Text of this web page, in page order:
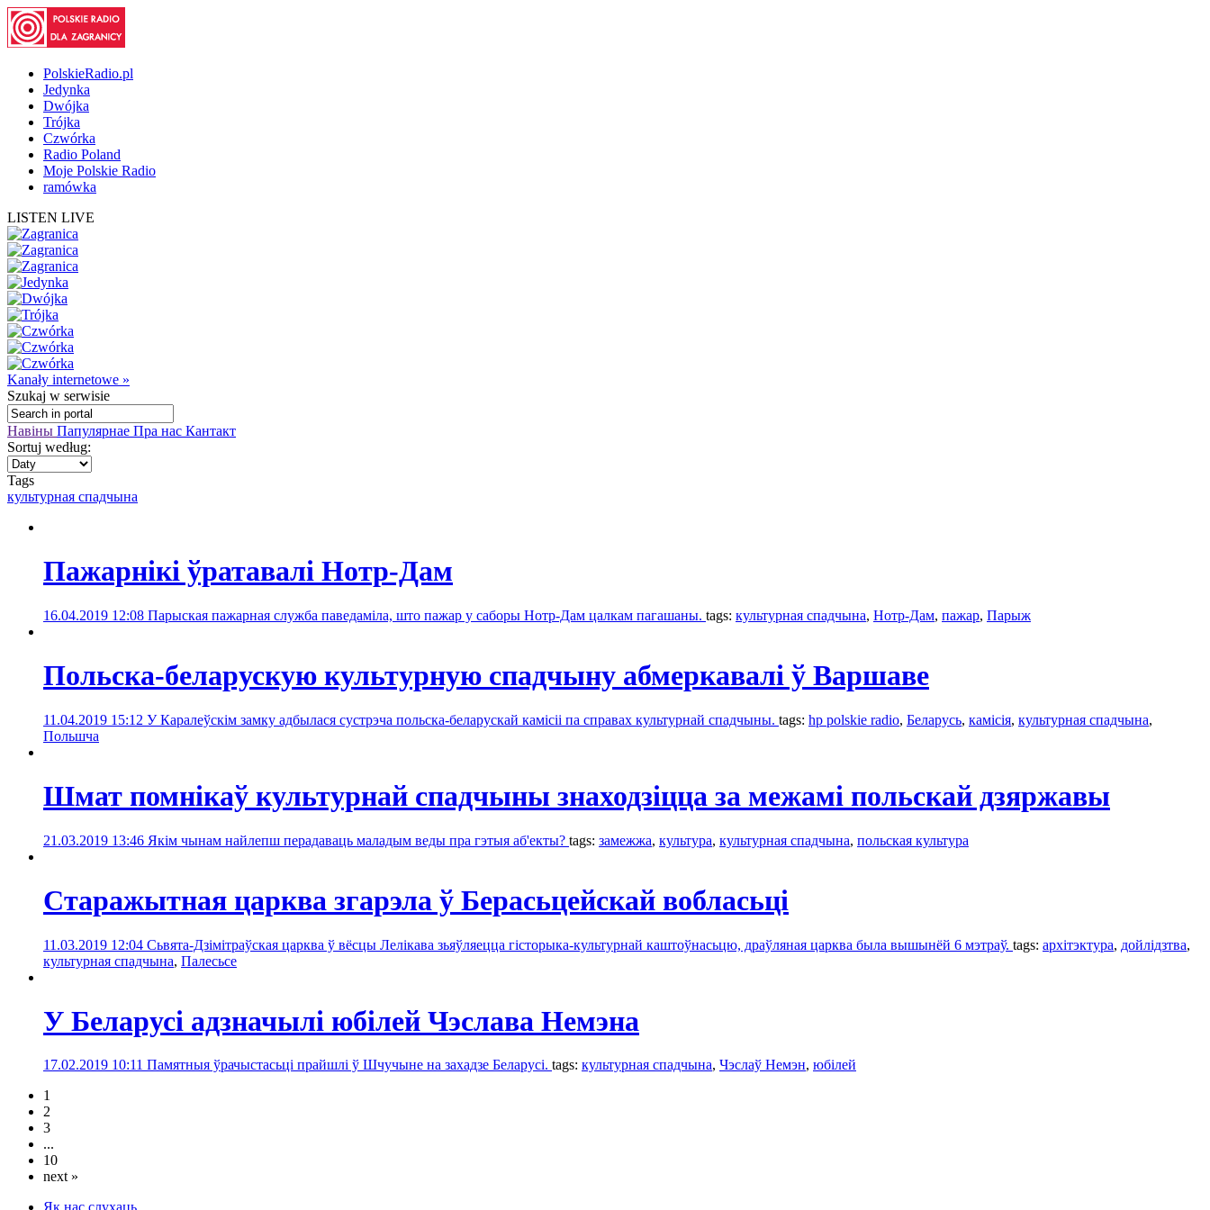
PolskieRadio.pl
Jedynka
Dwójka
Trójka
Czwórka
Radio Poland
Moje Polskie Radio
ramówka
LISTEN LIVE
Kanały internetowe »
Szukaj w serwisie
Навіны Папулярнае Пра нас Кантакт
Sortuj według:
Tags
культурная спадчына
Пажарнікі ўратавалі Нотр-Дам
16.04.2019 12:08 Парыская пажарная служба паведаміла, што пажар у саборы Нотр-Дам цалкам пагашаны. tags: культурная спадчына, Нотр-Дам, пажар, Парыж
Польска-беларускую культурную спадчыну абмеркавалі ў Варшаве
11.04.2019 15:12 У Каралеўскім замку адбылася сустрэча польска-беларускай камісіі па справах культурнай спадчыны. tags: hp polskie radio, Беларусь, камісія, культурная спадчына,
Польшчa
Шмат помнікаў культурнай спадчыны знаходзіцца за межамі польскай дзяржавы
21.03.2019 13:46 Якім чынам найлепш перадаваць маладым веды пра гэтыя аб'екты? tags: замежжа, культура, культурная спадчына, польская культура
Старажытная царква згарэла ў Берасьцейскай вобласьці
11.03.2019 12:04 Сьвята-Дзімітраўская царква ў вёсцы Лелікава зьяўляецца гісторыка-культурнай каштоўнасьцю, драўляная царква была вышынёй 6 мэтраў. tags: архітэктура, дойлідзтва,
культурная спадчына, Палесьсe
У Беларусі адзначылі юбілей Чэслава Немэна
17.02.2019 10:11 Памятныя ўрачыстасьці прайшлі ў Шчучыне на захадзе Беларусі. tags: культурная спадчына, Чэслаў Немэн, юбілей
1
2
3
...
10
next »